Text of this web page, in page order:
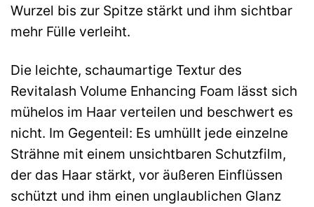
Wurzel bis zur Spitze stärkt und ihm sichtbar
mehr Fülle verleiht.
Die leichte, schaumartige Textur des
Revitalash Volume Enhancing Foam lässt sich
mühelos im Haar verteilen und beschwert es
nicht. Im Gegenteil: Es umhüllt jede einzelne
Strähne mit einem unsichtbaren Schutzfilm,
der das Haar stärkt, vor äußeren Einflüssen
schützt und ihm einen unglaublichen Glanz